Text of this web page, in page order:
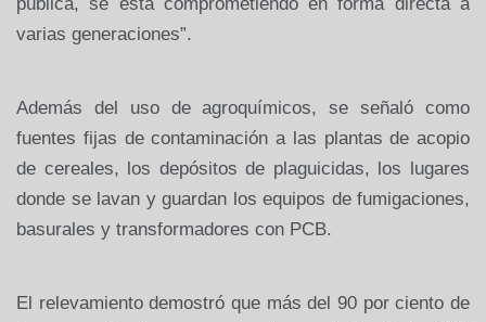
varias generaciones”.
Además del
uso de agroquímicos, se señaló como
fuentes fijas de contaminación a las plantas de acopio
de cereales, los depósitos de plaguicidas, los lugares
donde se lavan y guardan los equipos de fumigaciones,
basurales y transformadores con PCB.
El relevamiento demostró que más del 90 por ciento de